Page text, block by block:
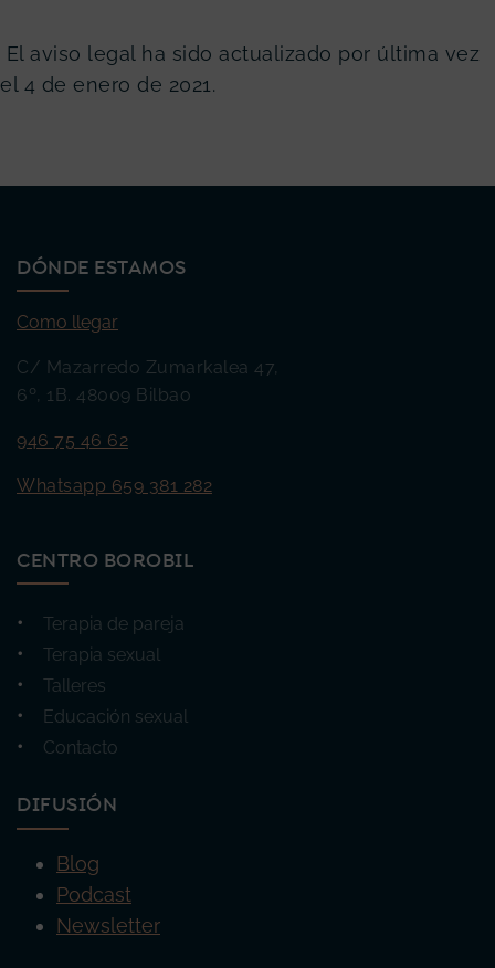
El aviso legal ha sido actualizado por última vez
el 4 de enero de 2021.
DÓNDE ESTAMOS
Como llegar
C/ Mazarredo Zumarkalea 47,
6º, 1B. 48009 Bilbao
946 75 46 62
Whatsapp 659 381 282
CENTRO BOROBIL
Terapia de pareja
Terapia sexual
Talleres
Educación sexual
Contacto
DIFUSIÓN
Blog
Podcast
Newsletter